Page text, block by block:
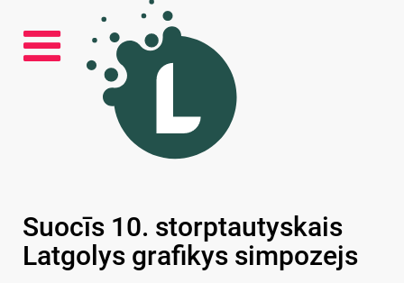
Suocīs 10. storptautyskais
Latgolys grafikys simpozejs